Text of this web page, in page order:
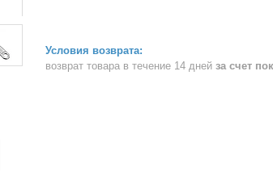
возврат товара в течение 14 дней за счет